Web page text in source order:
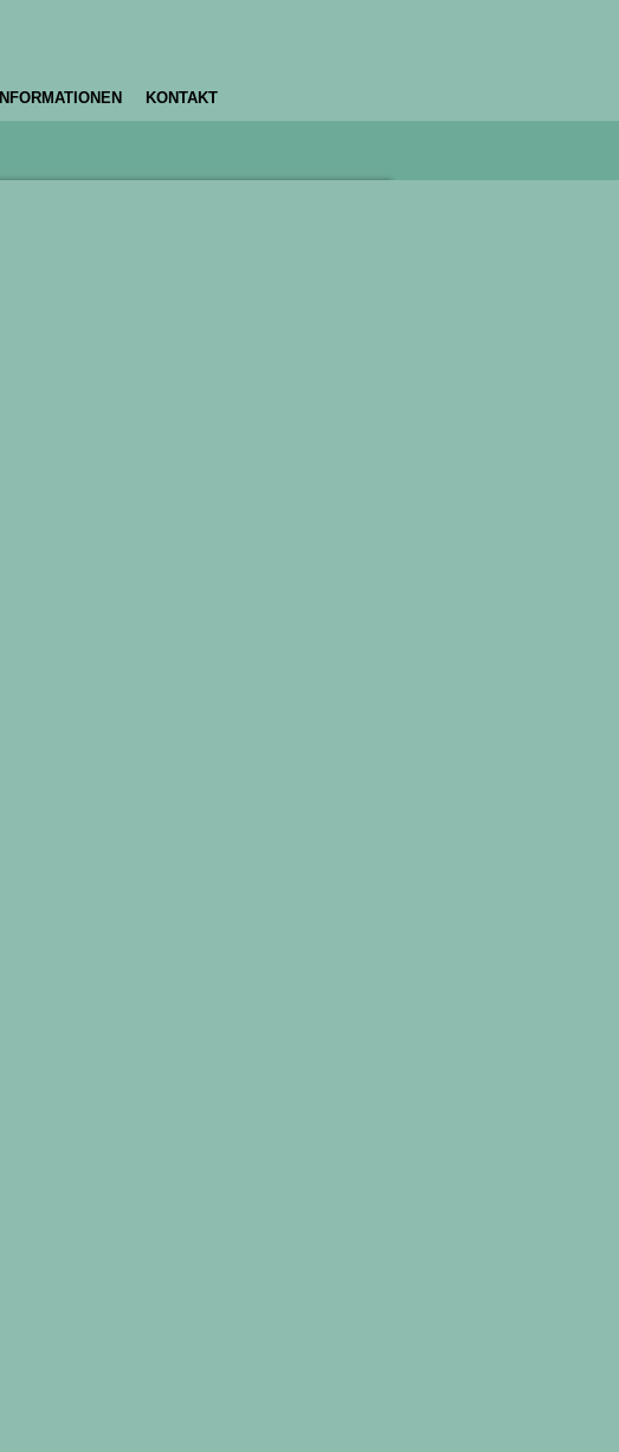
INFORMATIONEN KONTAKT